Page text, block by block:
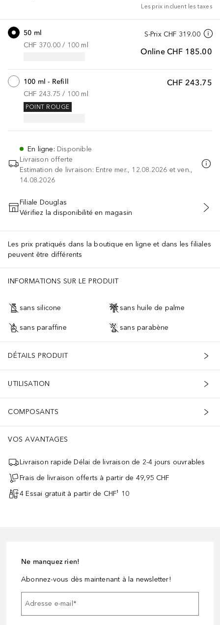
Les prix incluent les taxes
S-Prix CHF 319.00
Online CHF 185.00
50 ml
CHF 370.00 / 100 ml
CHF 243.75
100 ml - Refill
CHF 243.75 / 100 ml
POINT ROUGE
En ligne: Disponible
Livraison offerte
Estimation de livraison: Entre mer., 12.08.2026 et ven.,
14.08.2026
AJOUTER AU PANIER
Filiale Douglas
Vérifiez la disponibilité en magasin
Les prix pratiqués dans la boutique en ligne et dans les filiales
peuvent être différents
INFORMATIONS SUR LE PRODUIT
sans silicone sans huile de palme
sans paraffine sans parabène
DÉTAILS PRODUIT
UTILISATION
COMPOSANTS
VOS AVANTAGES
Livraison rapide Délai de livraison de 2-4 jours ouvrables
Frais de livraison offerts à partir de 49,95 CHF
4 Essai gratuit à partir de CHF¹ 10
Ne manquez rien!
Abonnez-vous dès maintenant à la newsletter!
Adresse e-mail*